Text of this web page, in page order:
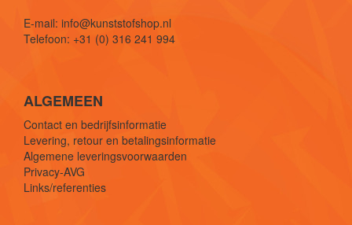
E-mail: info@kunststofshop.nl
Telefoon: +31 (0) 316 241 994
ALGEMEEN
Contact en bedrijfsinformatie
Levering, retour en betalingsinformatie
Algemene leveringsvoorwaarden
Privacy-AVG
Links/referenties